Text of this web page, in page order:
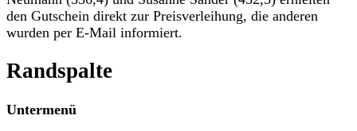
den Gutschein direkt zur Preisverleihung, die anderen
wurden per E-Mail informiert.
Randspalte
Untermenü